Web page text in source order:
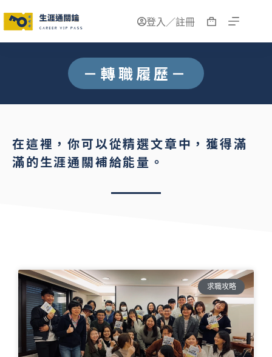
登入／註冊
－轉職履歷－
在這裡，你可以從精選文章中，獲得滿
滿的生涯通關補給能量。
求職攻略